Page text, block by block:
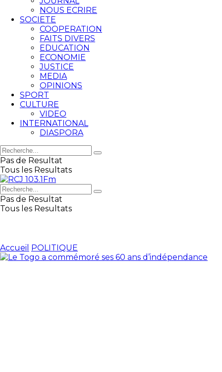
NOUS ECRIRE
SOCIETE
COOPERATION
FAITS DIVERS
EDUCATION
ECONOMIE
JUSTICE
MEDIA
OPINIONS
SPORT
CULTURE
VIDEO
INTERNATIONAL
DIASPORA
Pas de Resultat
Tous les Resultats
Pas de Resultat
Tous les Resultats
Accueil POLITIQUE